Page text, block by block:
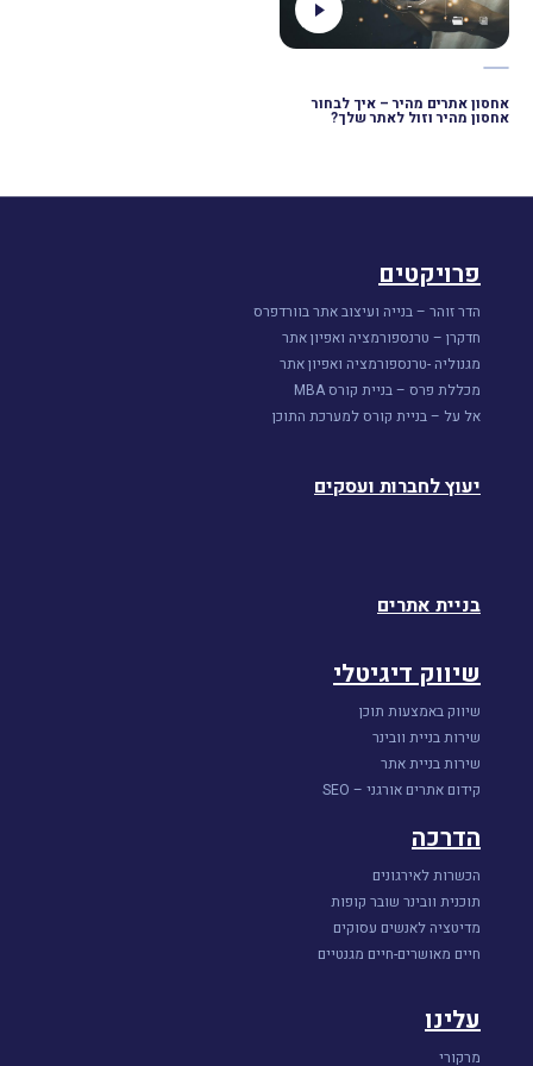
אחסון אתרים מהיר – איך לבחור
אחסון מהיר וזול לאתר שלך?
פרויקטים
הדר זוהר – בנייה ועיצוב אתר בוורדפרס
חדקרן – טרנספורמציה ואפיון אתר
מגנוליה -טרנספורמציה ואפיון אתר
מכללת פרס – בניית קורס MBA
אל על – בניית קורס למערכת התוכן
יעוץ לחברות ועסקים
בניית אתרים
שיווק דיגיטלי
שיווק באמצעות תוכן
שירות בניית וובינר
שירות בניית אתר
קידום אתרים אורגני – SEO
הדרכה
הכשרות לאירגונים
תוכנית וובינר שובר קופות
מדיטציה לאנשים עסוקים
חיים מאושרים-חיים מגנטיים
עלינו
מרקורי